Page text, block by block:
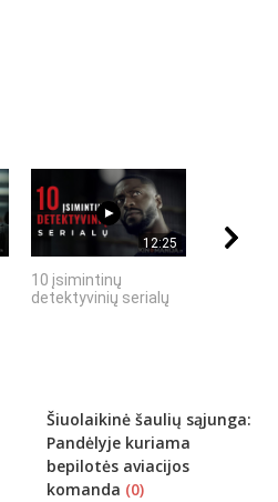
12:25
10 įsimintinų
detektyvinių serialų
Šiuolaikinė šaulių sąjunga:
Pandėlyje kuriama
bepilotės aviacijos
komanda (0)